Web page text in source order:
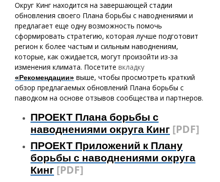
Округ Кинг находится на завершающей стадии
обновления своего Плана борьбы с наводнениями и
предлагает еще одну возможность помочь
сформировать стратегию, которая лучше подготовит
регион к более частым и сильным наводнениям,
которые, как ожидается, могут произойти из-за
изменения климата. Посетите вкладку
«Рекомендации» выше, чтобы просмотреть краткий
обзор предлагаемых обновлений Плана борьбы с
паводком на основе отзывов сообщества и партнеров.
ПРОЕКТ Плана борьбы с
наводнениями округа Кинг [PDF]
ПРОЕКТ Приложений к Плану
борьбы с наводнениями округа
Кинг [PDF]